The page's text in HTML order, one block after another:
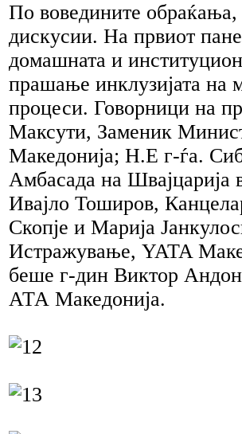
По воведините
дискусии. На првиот
домашната и
прашање инклузијата на
процеси. Говорници на
Максути, Заменик
Македонија; H.E г-ѓа.
Амбасада на Швајцарија
Ивајло Тоширов,
Скопје и Марија
Истражување, YATA
беше г-дин Виктор
АТА Македонија.